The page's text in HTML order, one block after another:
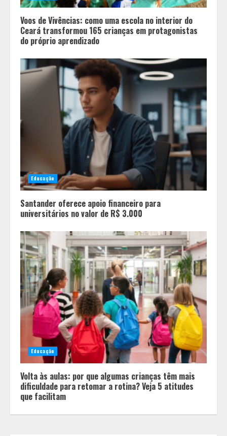
Voos de Vivências: como uma escola no interior do
Ceará transformou 165 crianças em protagonistas
do próprio aprendizado
Educação
Santander oferece apoio financeiro para
universitários no valor de R$ 3.000
Educação
Volta às aulas: por que algumas crianças têm mais
dificuldade para retomar a rotina? Veja 5 atitudes
que facilitam
2
Projeto em análise no Senado pode
transformar o WhatsApp em um
canal menos confiável para os
usuários, diz especialista
Médicos Sem Fronteiras: a
situação do Ebola na República
Democrática do Congo é mais